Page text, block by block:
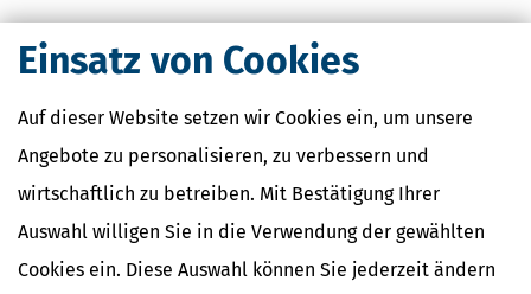
Einsatz von Cookies
Auf dieser Website setzen wir Cookies ein, um unsere
Angebote zu personalisieren, zu verbessern und
wirtschaftlich zu betreiben. Mit Bestätigung Ihrer
Auswahl willigen Sie in die Verwendung der gewählten
Cookies ein. Diese Auswahl können Sie jederzeit ändern